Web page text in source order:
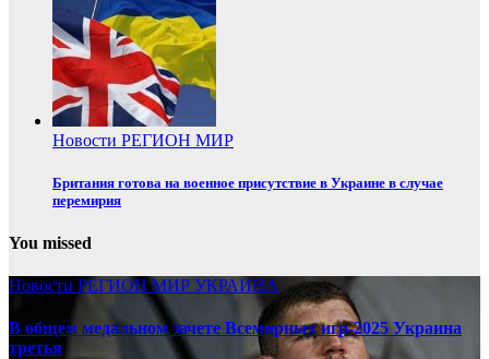
Новости РЕГИОН МИР
Британия готова на военное присутствие в Украине в случае
перемирия
You missed
Новости РЕГИОНМИР УКРАИНА
В общем медальном зачете Всемирных игр-2025 Украина
третья